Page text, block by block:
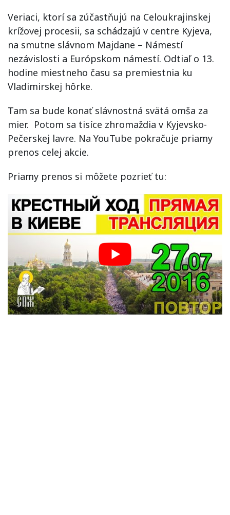
Veriaci, ktorí sa zúčastňujú na Celoukrajinskej
krížovej procesii, sa schádzajú v centre Kyjeva,
na smutne slávnom Majdane – Námestí
nezávislosti a Európskom námestí. Odtiaľ o 13.
hodine miestneho času sa premiestnia ku
Vladimirskej hôrke.
Tam sa bude konať slávnostná svätá omša za
mier. Potom sa tisíce zhromaždia v Kyjevsko-
Pečerskej lavre. Na YouTube pokračuje priamy
prenos celej akcie.
Priamy prenos si môžete pozrieť tu: